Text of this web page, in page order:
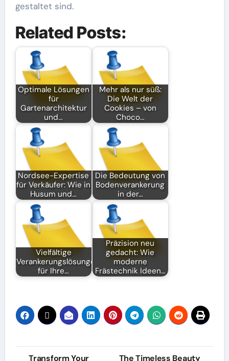
gestaltet sind.
Related Posts:
Optimale Lösungen
für
Gartenarchitektur
und…
Mehr als nur süß:
Die Welt der
Cookies – von
Choco…
Nordsee-Expertise
für Verkäufer: Wie in
Husum und…
Die Bedeutung von
Bodenverankerung
in der…
Vielfältige
Verankerungslösungen
für Ihre…
Präzision neu
gedacht: Wie
moderne
Frästechnik Ideen…
Post
Transform Your The Timeless Beauty